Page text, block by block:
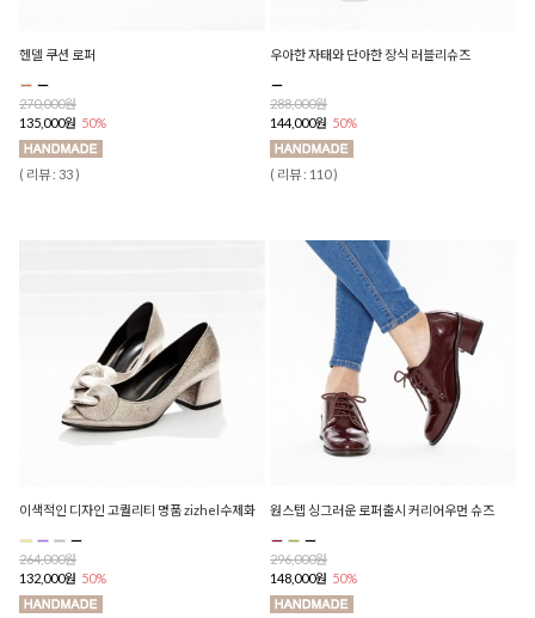
헨델 쿠션 로퍼
270,000원
135,000원 50%
( 리뷰 : 33 )
우아한 자태와 단아한 장식 러블리슈즈
288,000원
144,000원 50%
( 리뷰 : 110 )
이색적인 디자인 고퀄리티 명품 zizhel수제화
264,000원
132,000원 50%
원스텝 싱그러운 로퍼출시 커리어우먼 슈즈
296,000원
148,000원 50%